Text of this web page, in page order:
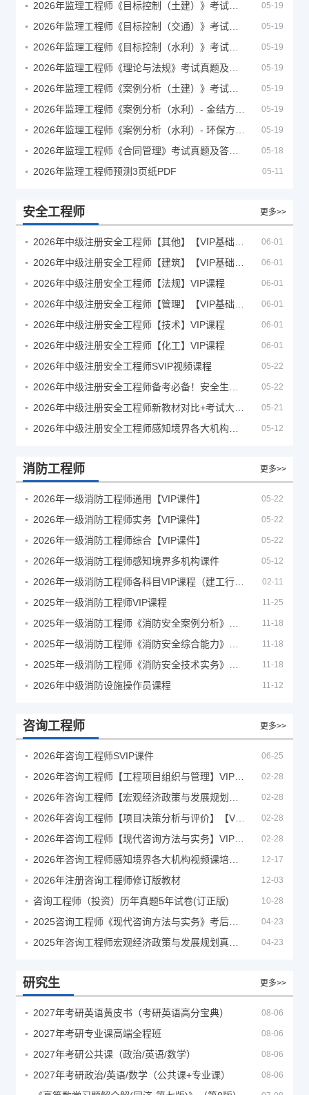
05-19
05-19
05-19
05-19
05-19
05-19
05-19
05-18
2026年监理工程师预测3页纸PDF 05-11
安全工程师 更多>>
06-01
06-01
2026年中级注册安全工程师【法规】VIP课程 06-01
06-01
2026年中级注册安全工程师【技术】VIP课程 06-01
2026年中级注册安全工程师【化工】VIP课程 06-01
2026年中级注册安全工程师SVIP视频课程 05-22
05-22
05-21
05-12
消防工程师 更多>>
2026年一级消防工程师通用【VIP课件】 05-22
2026年一级消防工程师实务【VIP课件】 05-22
2026年一级消防工程师综合【VIP课件】 05-22
2026年一级消防工程师感知境界多机构课件 05-12
02-11
2025年一级消防工程师VIP课程 11-25
11-18
11-18
11-18
2026年中级消防设施操作员课程 11-12
咨询工程师 更多>>
2026年咨询工程师SVIP课件 06-25
02-28
02-28
02-28
02-28
12-17
2026年注册咨询工程师修订版教材 12-03
咨询工程师（投资）历年真题5年试卷(订正版) 10-28
04-23
04-23
研究生 更多>>
2027年考研英语黄皮书（考研英语高分宝典） 08-06
2027年考研专业课高端全程班 08-06
2027年考研公共课（政治/英语/数学） 08-06
2027年考研政治/英语/数学（公共课+专业课） 08-06